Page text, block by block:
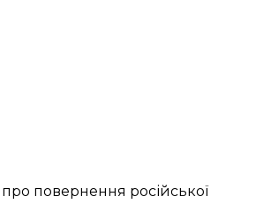
повернення російської